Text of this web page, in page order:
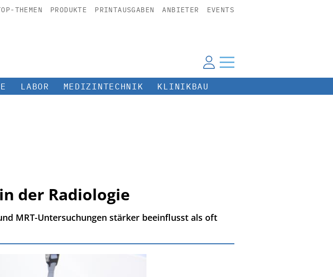
THEMEN PRODUKTE PRINTAUSGABEN ANBIETER EVENTS
LABOR MEDIZINTECHNIK KLINIKBAU
der Radiologie
MRT-Untersuchungen stärker beeinflusst als oft